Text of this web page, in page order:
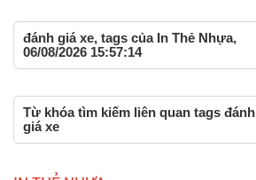
đánh giá xe, tags của In Thẻ Nhựa,
06/08/2026 15:57:14
Từ khóa tìm kiếm liên quan tags đánh
giá xe